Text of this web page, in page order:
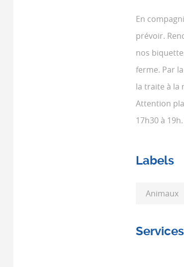
En
prévoir.
nos
ferme. Par
la traite à la
Attention
17h30 à
Labels
Animaux